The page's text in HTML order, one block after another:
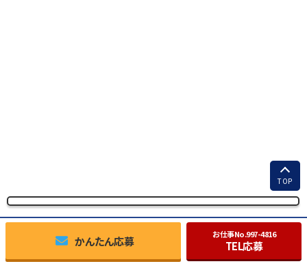
お仕事No.997-4816
TEL応募
かんたん応募
TOP